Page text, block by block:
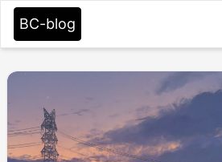
BC-blog
Archive